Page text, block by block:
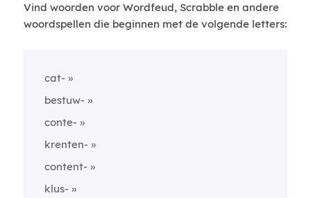
Vind woorden voor Wordfeud, Scrabble en andere
woordspellen die beginnen met de volgende letters:
cat-
bestuw-
conte-
krenten-
content-
klus-